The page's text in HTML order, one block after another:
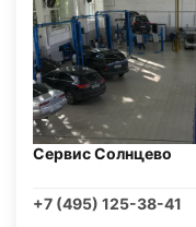
Сервис Солнцево
+7 (495) 125-38-41